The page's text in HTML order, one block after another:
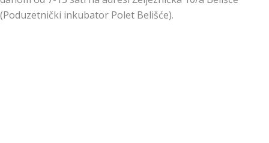
(Poduzetnički inkubator Polet Belišće).